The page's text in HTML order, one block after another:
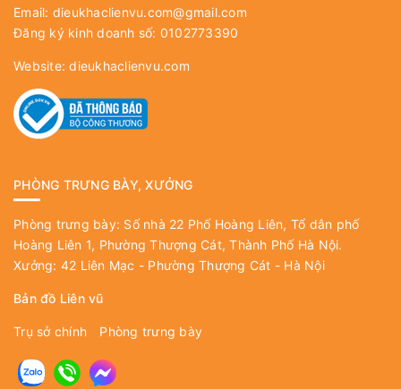
Email: dieukhaclienvu.com@gmail.com
Đăng ký kinh doanh số: 0102773390
Website:dieukhaclienvu.com
PHÒNG TRƯNG BÀY, XƯỞNG
Phòng trưng bày: Số nhà 22 Phố Hoàng Liên, Tổ dân phố
Hoàng Liên 1, Phường Thượng Cát, Thành Phố Hà Nội.
Xưởng: 42 Liên Mạc - Phường Thượng Cát - Hà Nội
Bản đồ Liên vũ
Trụ sở chính Phòng trưng bày